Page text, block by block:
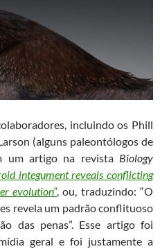
incluindo os Phill
(alguns paleontólogos de
um artigo na revista Biology
integument reveals conflicting
evolution“, ou, traduzindo: “O
revela um padrão conflituoso
das penas”. Esse artigo foi
geral e foi justamente a